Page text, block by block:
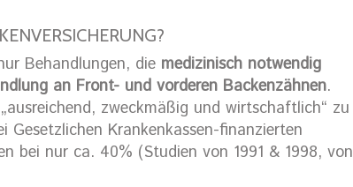
Behandlungen, die medizinisch notwendig
an Front- und vorderen Backenzähnen.
zweckmäßig und wirtschaftlich“ zu
Krankenkassen-finanzierten
bei nur ca. 40% (Studien von 1991 & 1998, von